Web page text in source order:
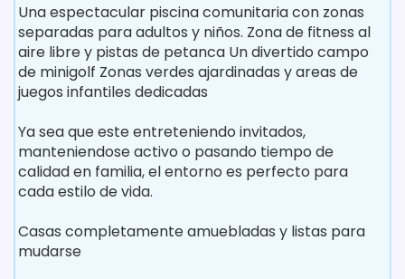
Una espectacular piscina comunitaria con zonas
separadas para adultos y niños. Zona de fitness al
aire libre y pistas de petanca Un divertido campo
de minigolf Zonas verdes ajardinadas y areas de
juegos infantiles dedicadas
Ya sea que este entreteniendo invitados,
manteniendose activo o pasando tiempo de
calidad en familia, el entorno es perfecto para
cada estilo de vida.
Casas completamente amuebladas y listas para
mudarse